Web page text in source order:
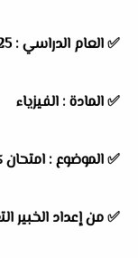
✅العام الدراسي :2025 - 2026
✅المادة : الفيزياء
✅الموضوع :
✅من إعداد الخبير